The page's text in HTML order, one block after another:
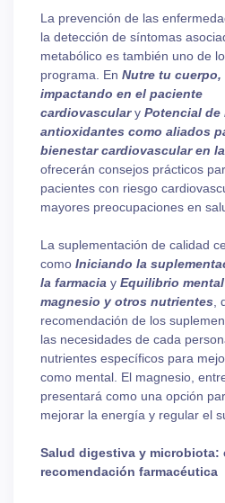
La prevención de las
la detección de síntomas
metabólico es también uno de
programa. En Nutre tu
impactando en el paciente
cardiovasculary Potencial de
antioxidantes como aliados
bienestar cardiovascular en
ofrecerán consejos prácticos
pacientes con riesgo
mayores preocupaciones en
La suplementación de calidad
como Iniciando la
la farmacia y Equilibrio
magnesio y otros nutrientes,
recomendación de los
las necesidades de cada
nutrientes específicos para
como mental. El magnesio,
presentará como una opción
mejorar la energía y regular el
Salud digestiva y microbiota:
recomendación farmacéutica